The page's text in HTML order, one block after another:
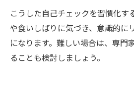
こうした自己チェックを習慣化す
や食いしばりに気づき、意識的に
になります。難しい場合は、専門
ることも検討しましょう。